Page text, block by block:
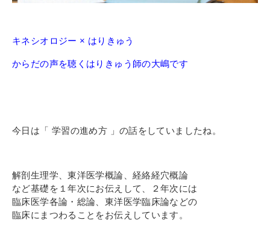
キネシオロジー × はりきゅう
からだの声を聴くはりきゅう師の大嶋です
今日は「 学習の進め方 」の話をしていましたね。
解剖生理学、東洋医学概論、経絡経穴概論
など基礎を１年次にお伝えして、２年次には
臨床医学各論・総論、東洋医学臨床論などの
臨床にまつわることをお伝えしています。